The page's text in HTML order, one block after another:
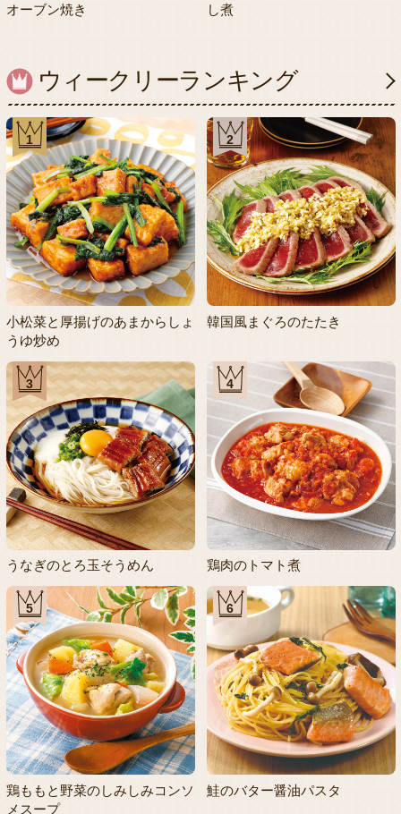
オーブン焼き
し煮
ウィークリーランキング
1
小松菜と厚揚げのあまからしょ
うゆ炒め
2
韓国風まぐろのたたき
3
うなぎのとろ玉そうめん
4
鶏肉のトマト煮
5
鶏ももと野菜のしみしみコンソ
メスープ
6
鮭のバター醤油パスタ